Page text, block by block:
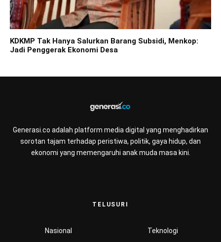
KDKMP Tak Hanya Salurkan Barang Subsidi, Menkop:
Jadi Penggerak Ekonomi Desa
Generasi.co adalah platform media digital yang menghadirkan
sorotan tajam terhadap peristiwa, politik, gaya hidup, dan
ekonomi yang memengaruhi anak muda masa kini.
TELUSURI
Nasional Teknologi